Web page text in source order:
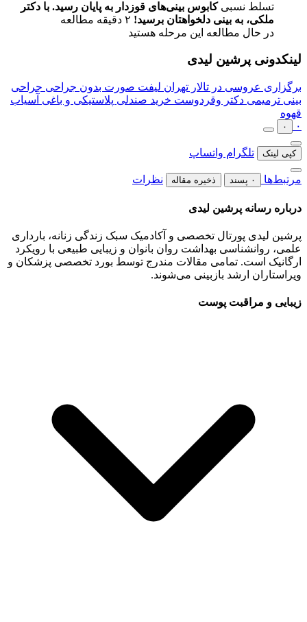
تسلط نسبیکابوس بینی‌های قوزدار به پایان رسید. با دکتر
ملکی، به بینی دلخواهتان برسید! ۲ دقیقه مطالعه
در حال مطالعه این مرحله هستید
لینکدونی پرشین لیدی
برگزاری عروسی در تالار تهران لیفت صورت بدون جراحی جراحی
بینی ترمیمی دکتر وقردوست خرید صندلی پلاستیکی و باغی آسیاب
قهوه
۰
۰
کپی لینک تلگرام واتساپ
مرتبط‌ها ۰ پسند ذخیره مقاله نظرات
درباره رسانه پرشین لیدی
پرشین لیدی پورتال تخصصی و آکادمیک سبک زندگی زنانه، بارداری
علمی، روانشناسی بهداشت روان بانوان و زیبایی طبیعی با رویکرد
ارگانیک است. تمامی مقالات مندرج توسط بورد تخصصی پزشکان و
ویراستاران ارشد بازبینی می‌شوند.
زیبایی و مراقبت پوست